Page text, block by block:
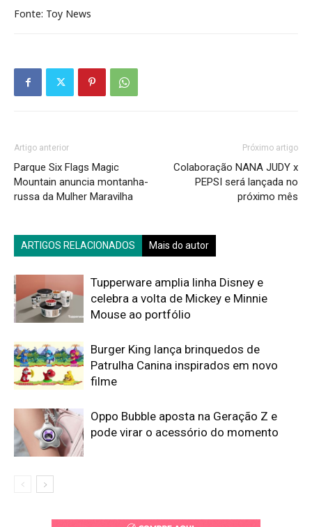
Fonte: Toy News
Artigo anterior
Parque Six Flags Magic
Mountain anuncia montanha-
russa da Mulher Maravilha
Próximo artigo
Colaboração NANA JUDY x
PEPSI será lançada no
próximo mês
ARTIGOS RELACIONADOS Mais do autor
Tupperware amplia linha Disney e
celebra a volta de Mickey e Minnie
Mouse ao portfólio
Burger King lança brinquedos de
Patrulha Canina inspirados em novo
filme
Oppo Bubble aposta na Geração Z e
pode virar o acessório do momento